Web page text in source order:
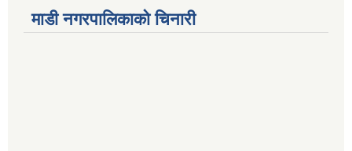
माडी नगरपालिकाको चिनारी